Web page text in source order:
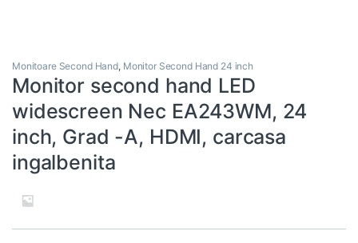
Monitoare Second Hand, Monitor Second Hand 24 inch
Monitor second hand LED
widescreen Nec EA243WM, 24
inch, Grad -A, HDMI, carcasa
ingalbenita